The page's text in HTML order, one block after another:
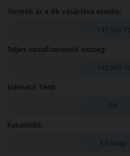
Termék ár 4 db vásárlása esetén:
143 960 Ft
Teljes viszafizetendő összeg:
143 960 Ft
Elérhető THM:
0%
Futamidő:
3 hónap